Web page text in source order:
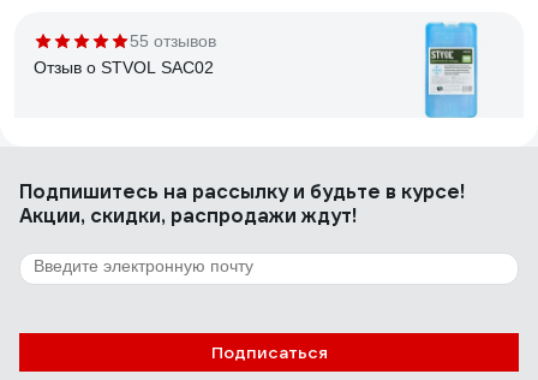
55 отзывов
Отзыв о STVOL SAC02
Качественный товар
8 отзывов
Подпишитесь на рассылкуи будьте в курсе!
Акции, скидки, распродажи ждут!
Подписаться